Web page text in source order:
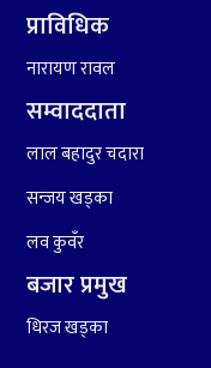
प्राविधिक
नारायण रावल
सम्वाददाता
लाल बहादुर चदारा
सन्जय खड्का
लव कुवँर
बजार प्रमुख
धिरज खड्का